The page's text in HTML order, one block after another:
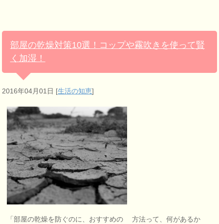
部屋の乾燥対策10選！コップや霧吹きを使って賢
く加湿！
2016年04月01日 [生活の知恵]
「部屋の乾燥を防ぐのに、おすすめの 方法って、何があるか